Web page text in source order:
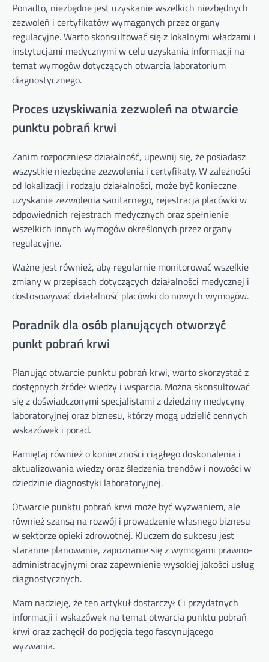
Ponadto, niezbędne jest uzyskanie wszelkich niezbędnych
zezwoleń i certyfikatów wymaganych przez organy
regulacyjne. Warto skonsultować się z lokalnymi władzami i
instytucjami medycznymi w celu uzyskania informacji na
temat wymogów dotyczących otwarcia laboratorium
diagnostycznego.
Proces uzyskiwania zezwoleń na otwarcie
punktu pobrań krwi
Zanim rozpoczniesz działalność, upewnij się, że posiadasz
wszystkie niezbędne zezwolenia i certyfikaty. W zależności
od lokalizacji i rodzaju działalności, może być konieczne
uzyskanie zezwolenia sanitarnego, rejestracja placówki w
odpowiednich rejestrach medycznych oraz spełnienie
wszelkich innych wymogów określonych przez organy
regulacyjne.
Ważne jest również, aby regularnie monitorować wszelkie
zmiany w przepisach dotyczących działalności medycznej i
dostosowywać działalność placówki do nowych wymogów.
Poradnik dla osób planujących otworzyć
punkt pobrań krwi
Planując otwarcie punktu pobrań krwi, warto skorzystać z
dostępnych źródeł wiedzy i wsparcia. Można skonsultować
się z doświadczonymi specjalistami z dziedziny medycyny
laboratoryjnej oraz biznesu, którzy mogą udzielić cennych
wskazówek i porad.
Pamiętaj również o konieczności ciągłego doskonalenia i
aktualizowania wiedzy oraz śledzenia trendów i nowości w
dziedzinie diagnostyki laboratoryjnej.
Otwarcie punktu pobrań krwi może być wyzwaniem, ale
również szansą na rozwój i prowadzenie własnego biznesu
w sektorze opieki zdrowotnej. Kluczem do sukcesu jest
staranne planowanie, zapoznanie się z wymogami prawno-
administracyjnymi oraz zapewnienie wysokiej jakości usług
diagnostycznych.
Mam nadzieję, że ten artykuł dostarczył Ci przydatnych
informacji i wskazówek na temat otwarcia punktu pobrań
krwi oraz zachęcił do podjęcia tego fascynującego
wyzwania.